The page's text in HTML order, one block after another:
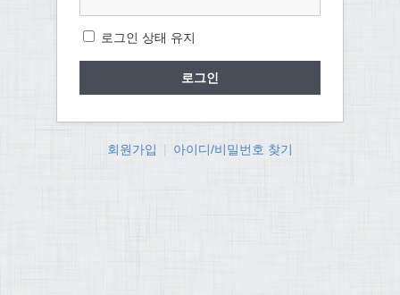
로그인 상태 유지
회원가입 아이디/비밀번호 찾기